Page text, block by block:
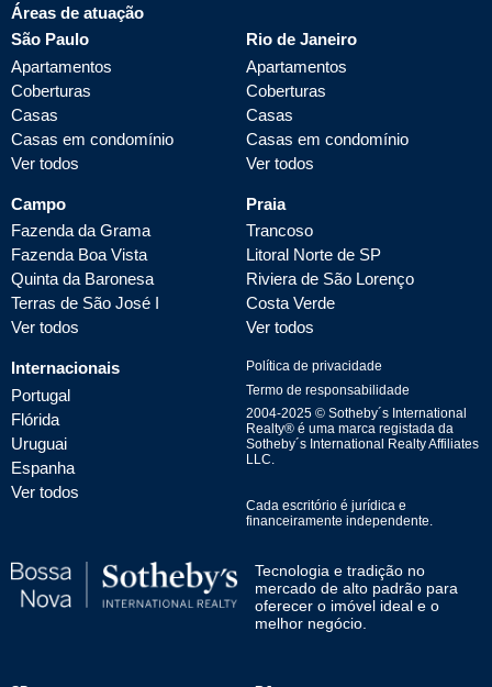
Áreas de atuação
São Paulo
Apartamentos
Coberturas
Casas
Casas em condomínio
Ver todos
Rio de Janeiro
Apartamentos
Coberturas
Casas
Casas em condomínio
Ver todos
Campo
Fazenda da Grama
Fazenda Boa Vista
Quinta da Baronesa
Terras de São José I
Ver todos
Praia
Trancoso
Litoral Norte de SP
Riviera de São Lorenço
Costa Verde
Ver todos
Internacionais
Portugal
Flórida
Uruguai
Espanha
Ver todos
Política de privacidade
Termo de responsabilidade
2004-2025 © Sotheby´s International
Realty® é uma marca registada da
Sotheby´s International Realty Affiliates
LLC.
Cada escritório é jurídica e
financeiramente independente.
Tecnologia e tradição no
mercado de alto padrão para
oferecer o imóvel ideal e o
melhor negócio.